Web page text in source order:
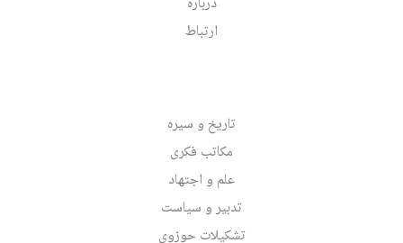
ارتباط
تاریخ و سیره
مکاتب فکری
علم و اجتهاد
تدبیر و سیاست
تشکیلات حوزوی